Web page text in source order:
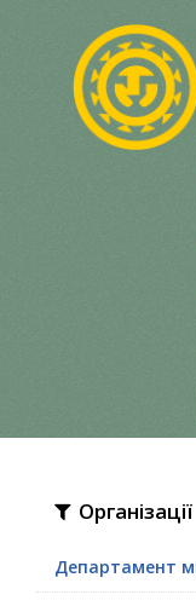
Організації
Департамент